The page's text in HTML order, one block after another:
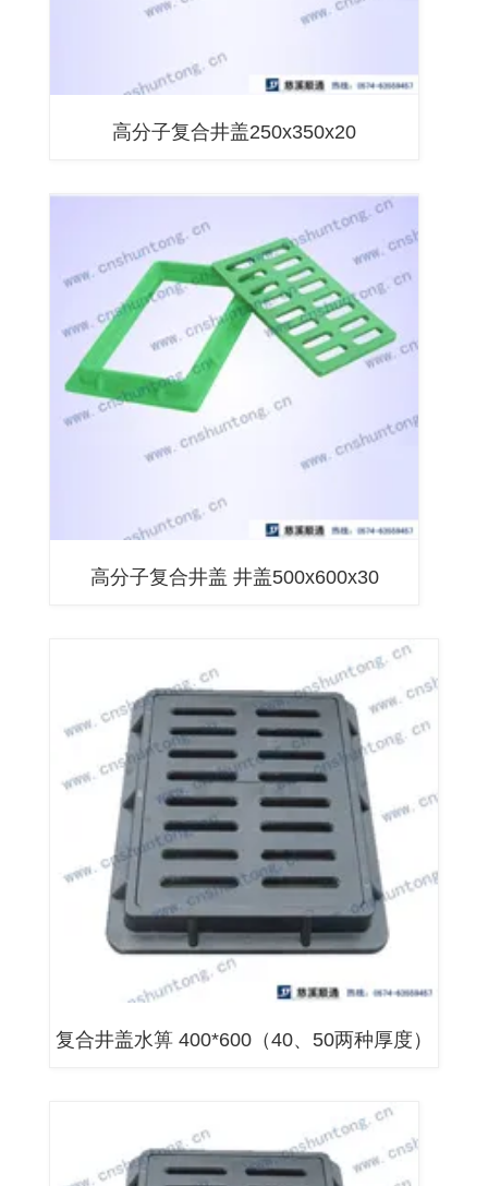
高分子复合井盖250x350x20
高分子复合井盖 井盖500x600x30
复合井盖水箅 400*600（40、50两种厚度）